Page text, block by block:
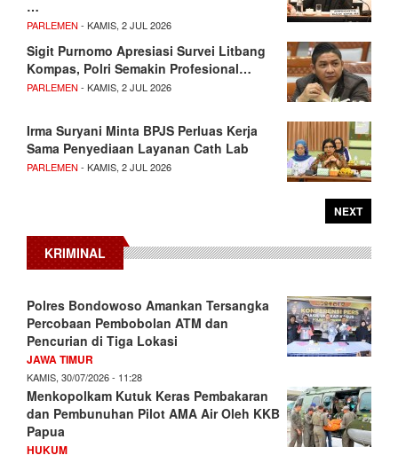
…
PARLEMEN - KAMIS, 2 JUL 2026
Sigit Purnomo Apresiasi Survei Litbang
Kompas, Polri Semakin Profesional…
PARLEMEN - KAMIS, 2 JUL 2026
Irma Suryani Minta BPJS Perluas Kerja
Sama Penyediaan Layanan Cath Lab
PARLEMEN - KAMIS, 2 JUL 2026
NEXT
KRIMINAL
Polres Bondowoso Amankan Tersangka
Percobaan Pembobolan ATM dan
Pencurian di Tiga Lokasi
JAWA TIMUR
KAMIS, 30/07/2026 - 11:28
Menkopolkam Kutuk Keras Pembakaran
dan Pembunuhan Pilot AMA Air Oleh KKB
Papua
HUKUM